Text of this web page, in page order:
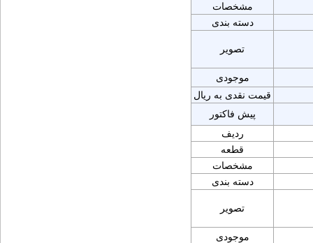
مشخصات
دسته بندی
تصویر
موجودی
قیمت نقدی به ریال
پیش فاکتور
ردیف
قطعه
مشخصات
دسته بندی
تصویر
موجودی